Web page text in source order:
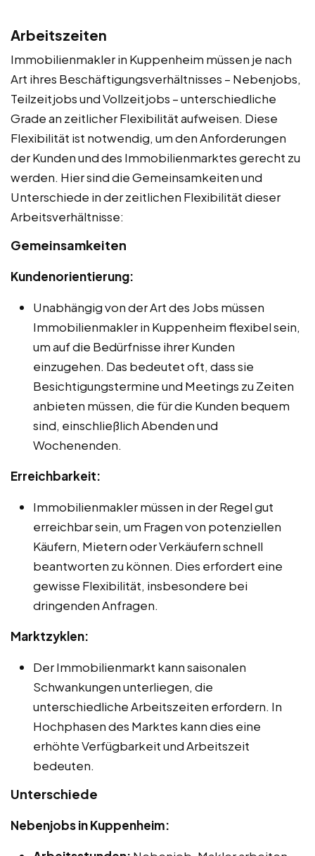
Arbeitszeiten
Immobilienmakler in Kuppenheim müssen je nach
Art ihres Beschäftigungsverhältnisses – Nebenjobs,
Teilzeitjobs und Vollzeitjobs – unterschiedliche
Grade an zeitlicher Flexibilität aufweisen. Diese
Flexibilität ist notwendig, um den Anforderungen
der Kunden und des Immobilienmarktes gerecht zu
werden. Hier sind die Gemeinsamkeiten und
Unterschiede in der zeitlichen Flexibilität dieser
Arbeitsverhältnisse:
Gemeinsamkeiten
Kundenorientierung:
Unabhängig von der Art des Jobs müssen
Immobilienmakler in Kuppenheim flexibel sein,
um auf die Bedürfnisse ihrer Kunden
einzugehen. Das bedeutet oft, dass sie
Besichtigungstermine und Meetings zu Zeiten
anbieten müssen, die für die Kunden bequem
sind, einschließlich Abenden und
Wochenenden.
Erreichbarkeit:
Immobilienmakler müssen in der Regel gut
erreichbar sein, um Fragen von potenziellen
Käufern, Mietern oder Verkäufern schnell
beantworten zu können. Dies erfordert eine
gewisse Flexibilität, insbesondere bei
dringenden Anfragen.
Marktzyklen:
Der Immobilienmarkt kann saisonalen
Schwankungen unterliegen, die
unterschiedliche Arbeitszeiten erfordern. In
Hochphasen des Marktes kann dies eine
erhöhte Verfügbarkeit und Arbeitszeit
bedeuten.
Unterschiede
Nebenjobs in Kuppenheim: